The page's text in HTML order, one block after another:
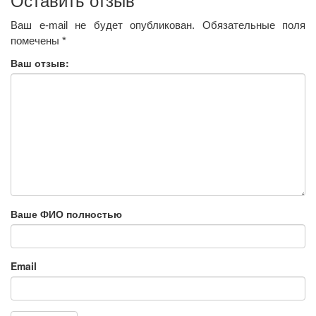
Ваш e-mail не будет опубликован. Обязательные поля
помечены *
Ваш отзыв:
Ваше ФИО полностью
Email